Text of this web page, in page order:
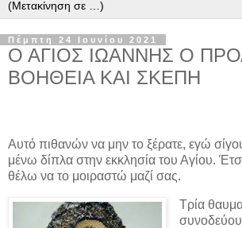
Πέμπτη 24 Ιουνίου 2021
Ο ΑΓΙΟΣ ΙΩΑΝΝΗΣ Ο
ΒΟΗΘΕΙΑ ΚΑΙ ΣΚΕΠΗ
Αυτό πιθανών να μην το ξέρατε, εγώ
μένω δίπλα στην εκκλησία του Αγίου.
θέλω να το μοιραστώ μαζί σας.
Τρία